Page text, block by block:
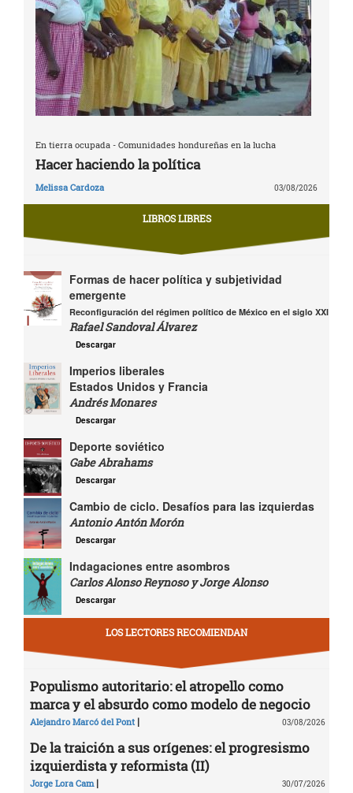
En tierra ocupada - Comunidades hondureñas en la lucha
Hacer haciendo la política
Melissa Cardoza 03/08/2026
LIBROS LIBRES
Formas de hacer política y subjetividad
emergente
Reconfiguración del régimen político de México en el siglo XXI
Rafael Sandoval Álvarez
Descargar
Imperios liberales
Estados Unidos y Francia
Andrés Monares
Descargar
Deporte soviético
Gabe Abrahams
Descargar
Cambio de ciclo. Desafíos para las izquierdas
Antonio Antón Morón
Descargar
Indagaciones entre asombros
Carlos Alonso Reynoso y Jorge Alonso
Descargar
LOS LECTORES RECOMIENDAN
Populismo autoritario: el atropello como
marca y el absurdo como modelo de negocio
Alejandro Marcó del Pont | 03/08/2026
De la traición a sus orígenes: el progresismo
izquierdista y reformista (II)
Jorge Lora Cam | 30/07/2026